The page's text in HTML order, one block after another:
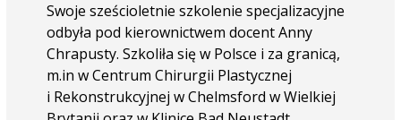
Swoje sześcioletnie szkolenie specjalizacyjne
odbyła pod kierownictwem docent Anny
Chrapusty. Szkoliła się w Polsce i za granicą,
m.in w Centrum Chirurgii Plastycznej
i Rekonstrukcyjnej w Chelmsford w Wielkiej